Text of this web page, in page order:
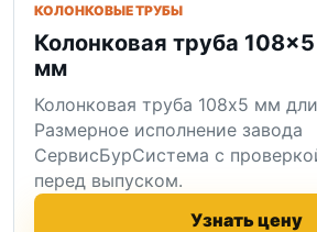
КОЛОНКОВЫЕ ТРУБЫ
Колонковая труба
мм
Колонковая труба 108x5 мм
Размерное исполнение завода
СервисБурСистема с
перед выпуском.
Узнать цену